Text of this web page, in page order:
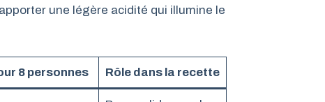
une légère acidité qui illumine le
8 personnes Rôle dans la recette